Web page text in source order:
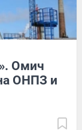
Омич
ОНПЗ и